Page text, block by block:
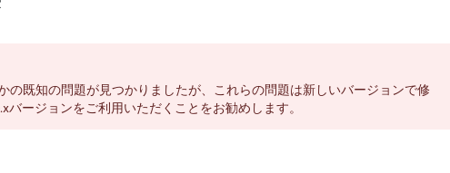
の既知の問題が見つかりましたが、これらの問題は新しいバージョンで修
バージョンをご利用いただくことをお勧めします。